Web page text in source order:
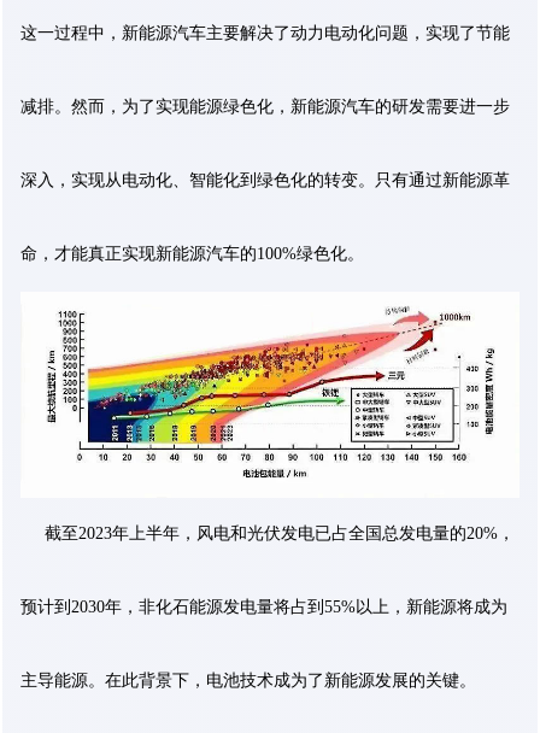
这一过程中，新能源汽车主要解决了动力电动化问题，实现了节能
减排。然而，为了实现能源绿色化，新能源汽车的研发需要进一步
深入，实现从电动化、智能化到绿色化的转变。只有通过新能源革
命，才能真正实现新能源汽车的100%绿色化。
截至2023年上半年，风电和光伏发电已占全国总发电量的20%，
预计到2030年，非化石能源发电量将占到55%以上，新能源将成为
主导能源。在此背景下，电池技术成为了新能源发展的关键。